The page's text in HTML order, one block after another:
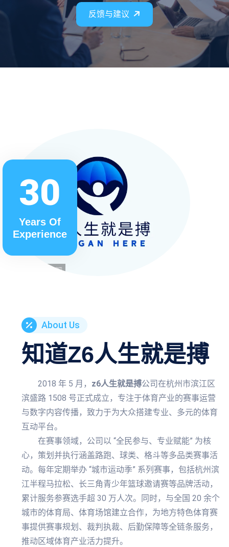
反馈与建议
30
Years Of
Experience
About Us
知道Z6人生就是搏
2018 年 5 月， z6人生就是搏公司在杭州市滨江区
滨盛路 1508 号正式成立，专注于体育产业的赛事运营
与数字内容传播，致力于为大众搭建专业、多元的体育
互动平台。
在赛事领域，公司以 “全民参与、专业赋能” 为核
心，策划并执行涵盖路跑、球类、格斗等多品类赛事活
动。每年定期举办 “城市运动季” 系列赛事，包括杭州滨
江半程马拉松、长三角青少年篮球邀请赛等品牌活动，
累计服务参赛选手超 30 万人次。同时，与全国 20 余个
城市的体育局、体育场馆建立合作，为地方特色体育赛
事提供赛事规划、裁判执裁、后勤保障等全链条服务，
推动区域体育产业活力提升。